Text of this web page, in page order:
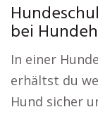
bei
In einer
erhältst du
Hund sicher